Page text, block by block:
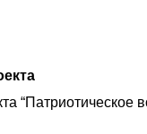
“Патриотическое